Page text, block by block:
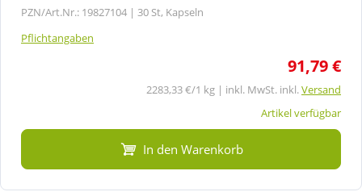
PZN/Art.Nr.: 19827104 | 30 St, Kapseln
Pflichtangaben
91,79 €
2283,33 €/1 kg | inkl. MwSt. inkl.Versand
Artikel verfügbar
In den Warenkorb